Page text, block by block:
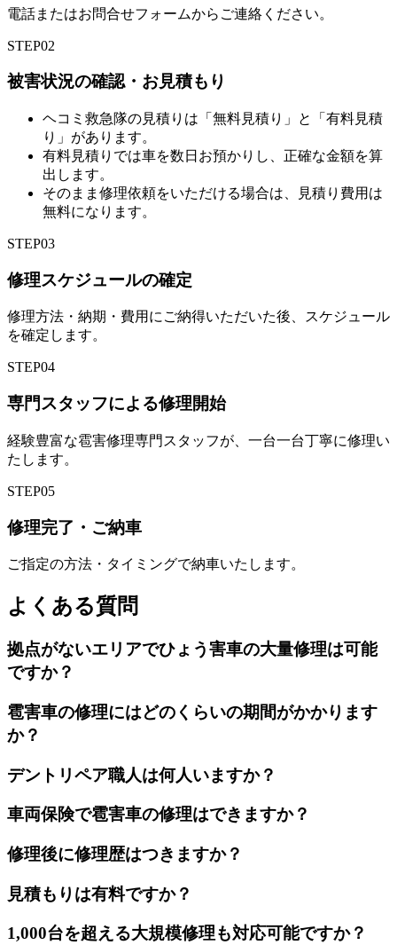
電話またはお問合せフォームからご連絡ください。
STEP02
被害状況の確認・お見積もり
ヘコミ救急隊の見積りは「無料見積り」と「有料見積
り」があります。
有料見積りでは車を数日お預かりし、正確な金額を算
出します。
そのまま修理依頼をいただける場合は、見積り費用は
無料になります。
STEP03
修理スケジュールの確定
修理方法・納期・費用にご納得いただいた後、スケジュール
を確定します。
STEP04
専門スタッフによる修理開始
経験豊富な雹害修理専門スタッフが、一台一台丁寧に修理い
たします。
STEP05
修理完了・ご納車
ご指定の方法・タイミングで納車いたします。
よくある質問
拠点がないエリアでひょう害車の大量修理は可能
ですか？
雹害車の修理にはどのくらいの期間がかかります
か？
デントリペア職人は何人いますか？
車両保険で雹害車の修理はできますか？
修理後に修理歴はつきますか？
見積もりは有料ですか？
1,000台を超える大規模修理も対応可能ですか？